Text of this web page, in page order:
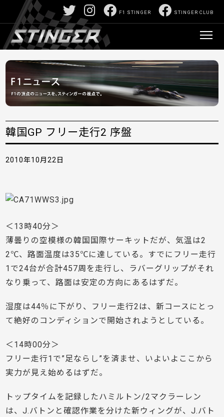
STINGER CLUB
F1 STINGER
韓国GP フリー走行2 序盤
2010年10月22日
＜13時40分＞
薄曇りの空模様の韓国国際サーキットだが、気温は2
2℃、路面温度は35℃に達している。すでにフリー走行
1で24台が合計457周を走行し、ラバーグリップがそれ
なり乗って、路面は安定の方向にあるはずだ。
湿度は44％に下がり、フリー走行2は、新コースにとっ
て絶好のコンディションで開始されようとしている。
＜14時00分＞
フリー走行1で”足ならし”を済ませ、いよいよここから
実力が見え始めるはずだ。
トップタイムを記録したハミルトン/2マクラーレン
は、J.バトンと確認作業を分けた新ウィングが、J.バト